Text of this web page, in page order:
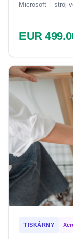
Microsoft – stroj
EUR
TISKÁRNY